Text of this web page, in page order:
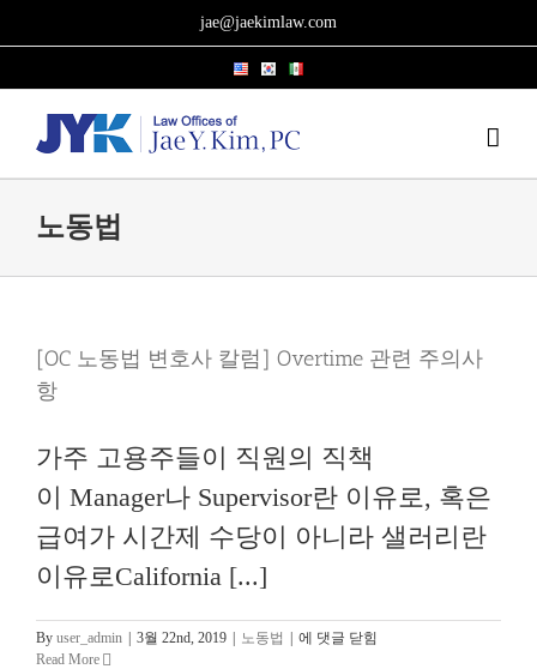
content
jae@jaekimlaw.com
노동법
[OC 노동법 변호사 칼럼] Overtime 관련 주의사
항
가주 고용주들이 직원의 직책
이 Manager나 Supervisor란 이유로, 혹은
급여가 시간제 수당이 아니라 샐러리란
이유로California [...]
By user_admin | 3월 22nd, 2019 | 노동법 | [OC
에 댓글 닫힘
Read More